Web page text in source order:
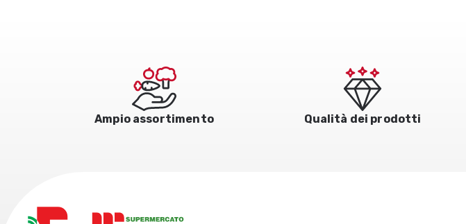
Ampio assortimento Qualità dei prodotti